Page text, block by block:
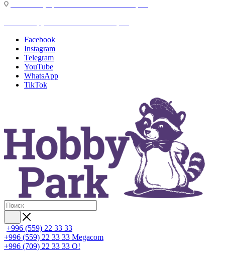
Facebook
Instagram
Telegram
YouTube
WhatsApp
TikTok
+996 (559) 22 33 33
+996 (559) 22 33 33 Megacom
+996 (709) 22 33 33 O!